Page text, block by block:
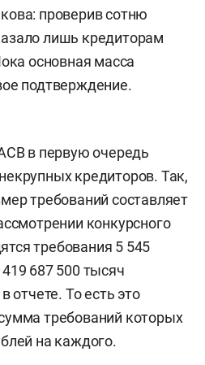
проверив сотню
лишь кредиторам
основная масса
подтверждение.
в первую очередь
кредиторов. Так,
требований составляет
конкурсного
требования 5 545
687 500 тысяч
отчете. То есть это
требований которых
на каждого.